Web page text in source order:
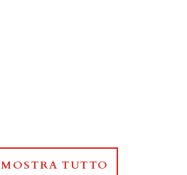
MOSTRA TUTTO